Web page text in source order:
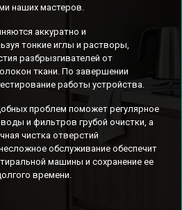
наших мастеров.
аккуратно и
тонкие иглы и растворы,
разбрызгивателей от
ткани. По завершении
работы устройства.
проблем поможет регулярное
и фильтров грубой очистки, а
чистка отверстий
обслуживание обеспечит
машины и сохранение ее
времени.